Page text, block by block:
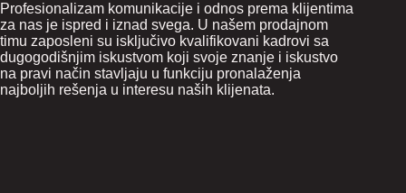
Profesionalizam komunikacije i odnos prema klijentima
za nas je ispred i iznad svega. U našem prodajnom
timu zaposleni su isključivo kvalifikovani kadrovi sa
dugogodišnjim iskustvom koji svoje znanje i iskustvo
na pravi način stavljaju u funkciju pronalaženja
najboljih rešenja u interesu naših klijenata.